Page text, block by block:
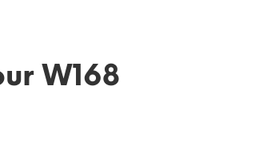
W168